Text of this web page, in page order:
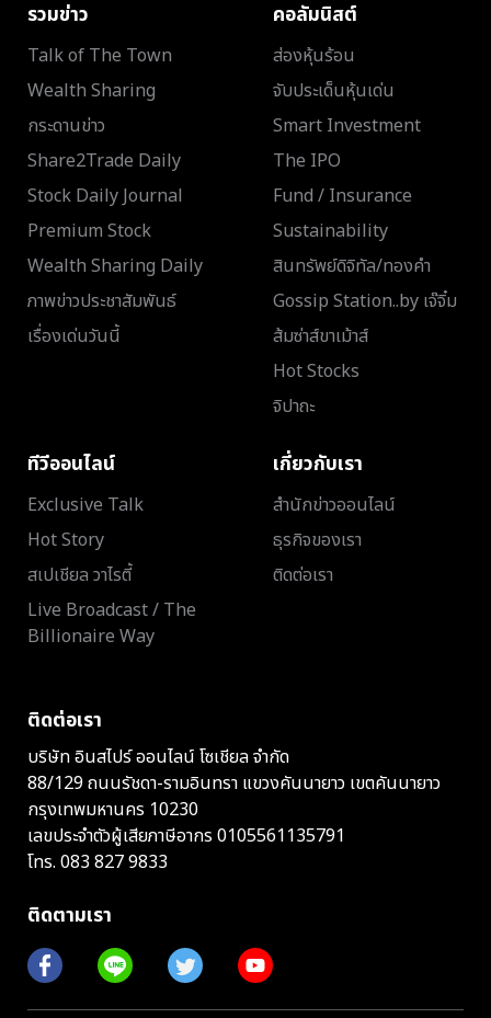
รวมข่าว
Talk of The Town
Wealth Sharing
กระดานข่าว
Share2Trade Daily
Stock Daily Journal
Premium Stock
Wealth Sharing Daily
ภาพข่าวประชาสัมพันธ์
เรื่องเด่นวันนี้
คอลัมนิสต์
ส่องหุ้นร้อน
จับประเด็นหุ้นเด่น
Smart Investment
The IPO
Fund / Insurance
Sustainability
สินทรัพย์ดิจิทัล/ทองคำ
Gossip Station..by เจ๊จิ๋ม
ส้มซ่าส์ขาเม้าส์
Hot Stocks
จิปาถะ
ทีวีออนไลน์
Exclusive Talk
Hot Story
สเปเชียล วาไรตี้
Live Broadcast / The
Billionaire Way
เกี่ยวกับเรา
สำนักข่าวออนไลน์
ธุรกิจของเรา
ติดต่อเรา
ติดต่อเรา
บริษัท อินสไปร์ ออนไลน์ โซเชียล จำกัด
88/129 ถนนรัชดา-รามอินทรา แขวงคันนายาว เขตคันนายาว
กรุงเทพมหานคร 10230
เลขประจำตัวผู้เสียภาษีอากร 0105561135791
โทร. 083 827 9833
ติดตามเรา